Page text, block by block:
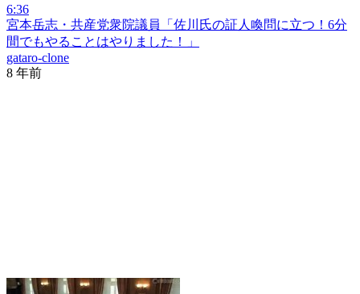
6:36
宮本岳志・共産党衆院議員「佐川氏の証人喚問に立つ！6分
間でもやることはやりました！」
gataro-clone
8 年前